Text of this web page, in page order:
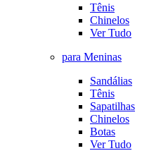
Tênis
Chinelos
Ver Tudo
para Meninas
Sandálias
Tênis
Sapatilhas
Chinelos
Botas
Ver Tudo